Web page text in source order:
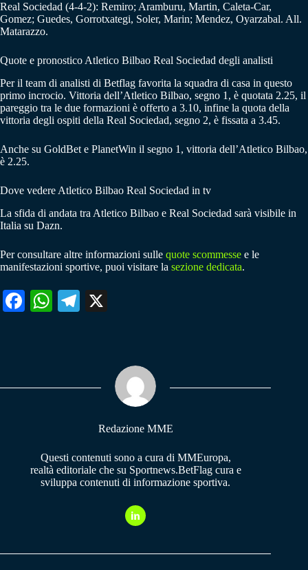
Real Sociedad (4-4-2): Remiro; Aramburu, Martin, Caleta-Car,
Gomez; Guedes, Gorrotxategi, Soler, Marin; Mendez, Oyarzabal. All.
Matarazzo.
Quote e pronostico Atletico Bilbao Real Sociedad degli analisti
Per il team di analisti di Betflag favorita la squadra di casa in questo
primo incrocio. Vittoria dell’Atletico Bilbao, segno 1, è quotata 2.25, il
pareggio tra le due formazioni è offerto a 3.10, infine la quota della
vittoria degli ospiti della Real Sociedad, segno 2, è fissata a 3.45.
Anche su GoldBet e PlanetWin il segno 1, vittoria dell’Atletico Bilbao,
è 2.25.
Dove vedere Atletico Bilbao Real Sociedad in tv
La sfida di andata tra Atletico Bilbao e Real Sociedad sarà visibile in
Italia su Dazn.
Per consultare altre informazioni sulle quote scommesse e le
manifestazioni sportive, puoi visitare la sezione dedicata.
Fa W
pp
Te
m
Redazione MME
Questi contenuti sono a cura di MMEuropa,
realtà editoriale che su Sportnews.BetFlag cura e
sviluppa contenuti di informazione sportiva.